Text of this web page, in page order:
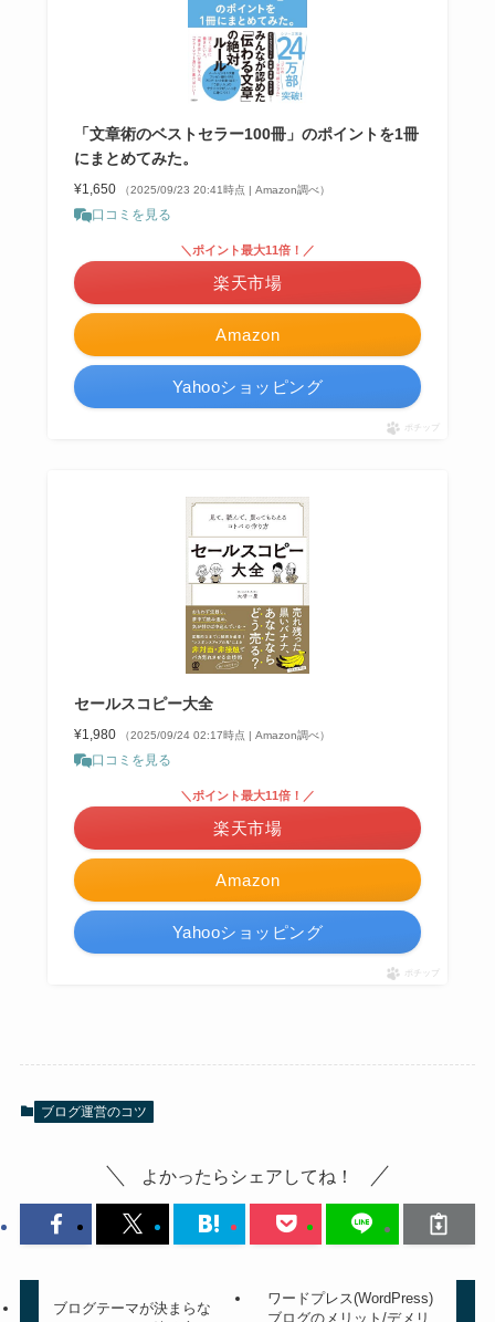
「文章術のベストセラー100冊」のポイントを1冊
にまとめてみた。
¥1,650 （2025/09/23 20:41時点 | Amazon調べ）
口コミを見る
Amazon
＼ポイント最大11倍！／
楽天市場
Yahooショッピング
ポチップ
セールスコピー大全
¥1,980 （2025/09/24 02:17時点 | Amazon調べ）
口コミを見る
Amazon
＼ポイント最大11倍！／
楽天市場
Yahooショッピング
ポチップ
ブログ運営のコツ
よかったらシェアしてね！
ブログテーマが決まらな
ワードプレス(WordPress)
ブログのメリット/デメリ